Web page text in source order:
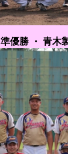
準優勝 ・ 青木